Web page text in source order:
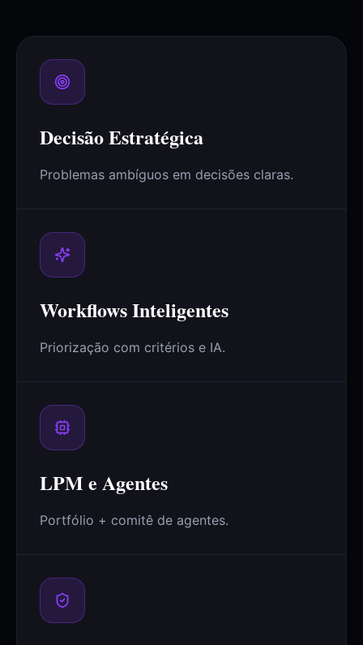
Decisão Estratégica
Problemas ambíguos em decisões claras.
Workflows Inteligentes
Priorização com critérios e IA.
LPM e Agentes
Portfólio + comitê de agentes.